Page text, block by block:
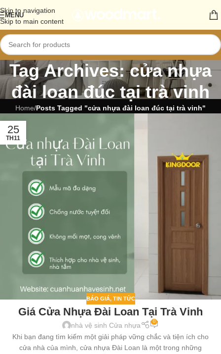
Skip to navigation
Skip to main content
MENU
Tag Archives: cửa nhựa
đài loan đúc tại trà vinh
Home/Posts Tagged "cửa nhựa đài loan đúc tại trà vinh"
25
TH11
BÁO GIÁ, TIN TỨC
Giá Cửa Nhựa Đài Loan Tại Trà Vinh
nhà vệ sinh Cửa nhựa 0
Khi bạn đang tìm kiếm một giải pháp vững chắc và tiện ích cho
cửa nhà của mình, cửa nhựa Đài Loan là một trong những